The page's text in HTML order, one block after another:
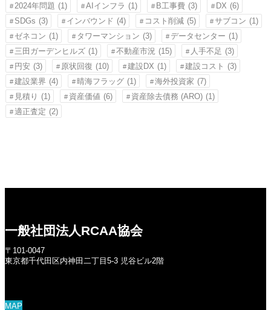
2024年問題 (1) AIインフラ (1) B工事費 (3) DX (6)
SDGs (3) インバウンド (4) コスト削減 (5) サブコン (1)
ゼネコン (1) タワーマンション (3) データセンター (1)
三田ガーデンヒルズ (1) 不動産市況 (15) 人手不足 (3)
円安 (3) 原状回復 (10) 建設DX (1) 建設コスト (3)
建設業界 (4) 晴海フラッグ (1) 海外投資家 (7)
見積り (1) 資産価値 (6) 資産除去債務 (ARO) (1)
適正査定 (2)
一般社団法人RCAA協会
〒101-0047
東京都千代田区内神田二丁目5-3 児谷ビル2階
MAP